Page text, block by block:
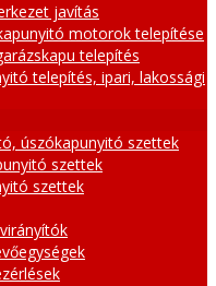
javítás
motorok telepítése
telepítés
telepítés, ipari, lakossági
úszókapunyitó szettek
szettek
szettek